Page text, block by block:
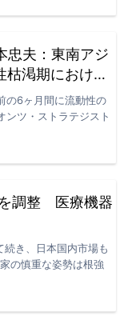
夫：東南アジ
枯渇期における
の6ヶ月間に流動性の
ンツ・ストラテジスト
調整 医療機器
き、日本国内市場も
の慎重な姿勢は根強